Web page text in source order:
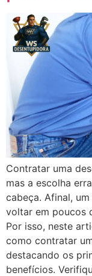
Contratar uma
mas a escolha
cabeça. Afinal,
voltar em poucos
Por isso, neste
como contratar
destacando os
benefícios.